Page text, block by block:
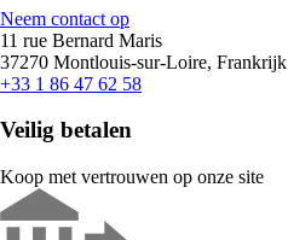
Neem contact op
11 rue Bernard Maris
37270 Montlouis-sur-Loire, Frankrijk
+33 1 86 47 62 58
Veilig betalen
Koop met vertrouwen op onze site